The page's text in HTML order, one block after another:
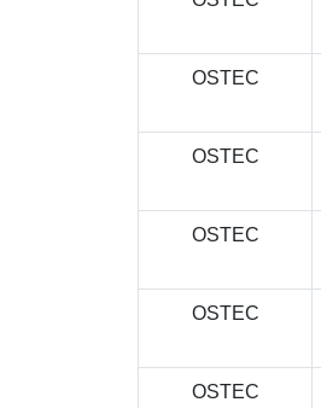
OSTEC
OSTEC
OSTEC
OSTEC
OSTEC